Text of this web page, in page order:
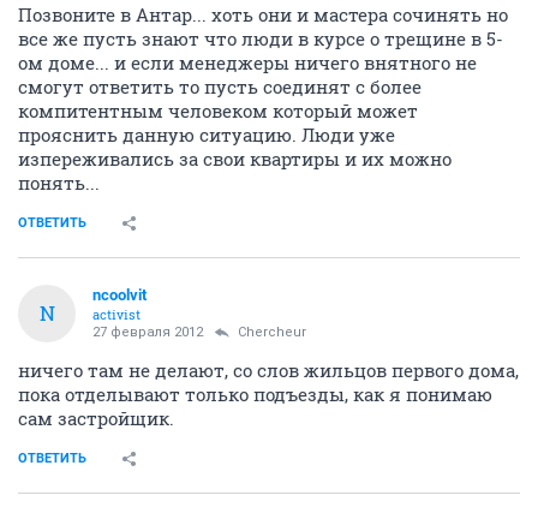
Позвоните в Антар... хоть они и мастера сочинять но
все же пусть знают что люди в курсе о трещине в 5-
ом доме... и если менеджеры ничего внятного не
смогут ответить то пусть соединят с более
компитентным человеком который может
прояснить данную ситуацию. Люди уже
изпереживались за свои квартиры и их можно
понять...
ОТВЕТИТЬ
N
ncoolvit
activist
27 февраля 2012 Сhercheur
ничего там не делают, со слов жильцов первого дома,
пока отделывают только подъезды, как я понимаю
сам застройщик.
ОТВЕТИТЬ